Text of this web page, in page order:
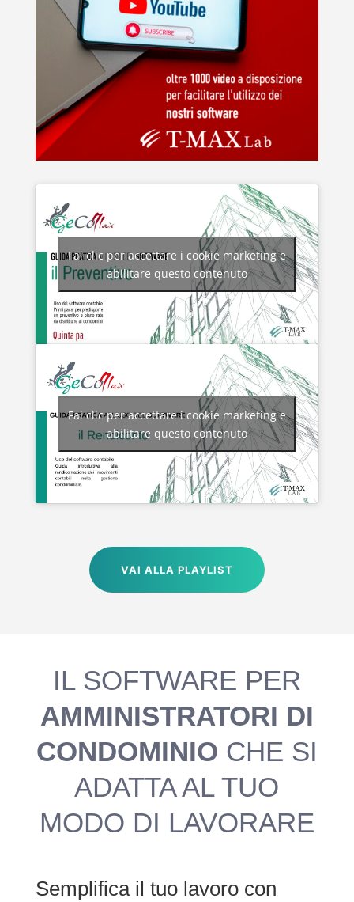
Fai clic per accettare i cookie marketing e
abilitare questo contenuto
Fai clic per accettare i cookie marketing e
abilitare questo contenuto
VAI ALLA PLAYLIST
IL SOFTWARE PER
AMMINISTRATORI DI
CONDOMINIO CHE SI
ADATTA AL TUO
MODO DI LAVORARE
Semplifica il tuo lavoro con